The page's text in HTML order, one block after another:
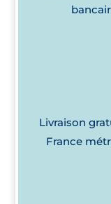
Livraison
France